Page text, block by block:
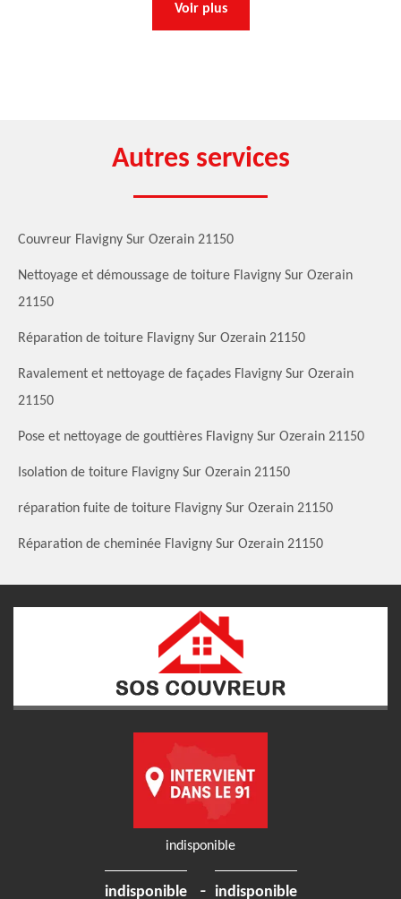
Voir plus
Autres services
Couvreur Flavigny Sur Ozerain 21150
Nettoyage et démoussage de toiture Flavigny Sur Ozerain
21150
Réparation de toiture Flavigny Sur Ozerain 21150
Ravalement et nettoyage de façades Flavigny Sur Ozerain
21150
Pose et nettoyage de gouttières Flavigny Sur Ozerain 21150
Isolation de toiture Flavigny Sur Ozerain 21150
réparation fuite de toiture Flavigny Sur Ozerain 21150
Réparation de cheminée Flavigny Sur Ozerain 21150
indisponible
indisponible - indisponible